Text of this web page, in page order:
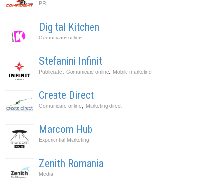
PR
Digital Kitchen
Comunicare online
Stefanini Infinit
Publicitate, Comunicare online, Mobile marketing
Create Direct
Comunicare online, Marketing direct
Marcom Hub
Experiential Marketing
Zenith Romania
Media